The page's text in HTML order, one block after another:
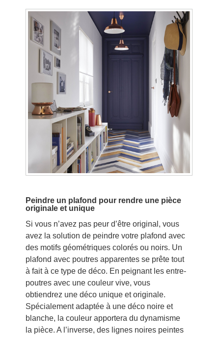
Peindre un plafond pour rendre une pièce
originale et unique
Si vous n’avez pas peur d’être original, vous
avez la solution de peindre votre plafond avec
des motifs géométriques colorés ou noirs. Un
plafond avec poutres apparentes se prête tout
à fait à ce type de déco. En peignant les entre-
poutres avec une couleur vive, vous
obtiendrez une déco unique et originale.
Spécialement adaptée à une déco noire et
blanche, la couleur apportera du dynamisme
la pièce. A l’inverse, des lignes noires peintes